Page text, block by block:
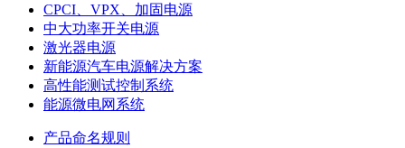
CPCI、VPX、加固电源
中大功率开关电源
激光器电源
新能源汽车电源解决方案
高性能测试控制系统
能源微电网系统
产品命名规则